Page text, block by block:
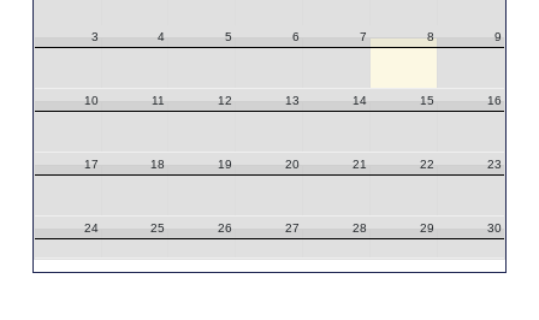
3 4 5 6 7 8 9
10 11 12 13 14 15 16
17 18 19 20 21 22 23
24 25 26 27 28 29 30